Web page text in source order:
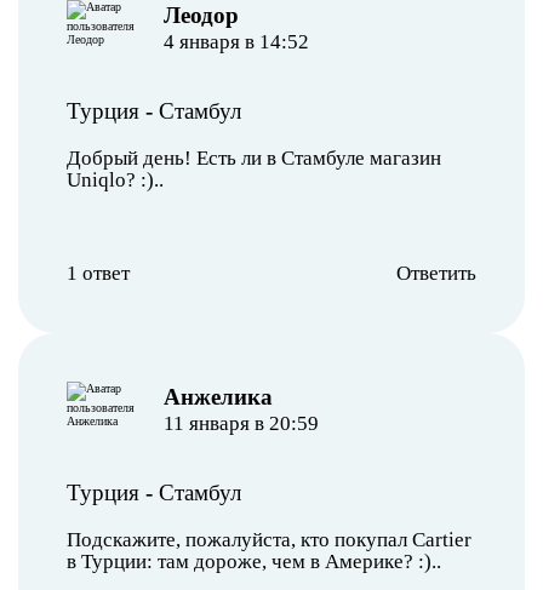
Леодор
4 января в 14:52
Турция - Стамбул
Добрый день! Есть ли в Стамбуле магазин
Uniqlo? :)..
1 ответ Ответить
Анжелика
11 января в 20:59
Турция - Стамбул
Подскажите, пожалуйста, кто покупал Cartier
в Турции: там дороже, чем в Америке? :)..